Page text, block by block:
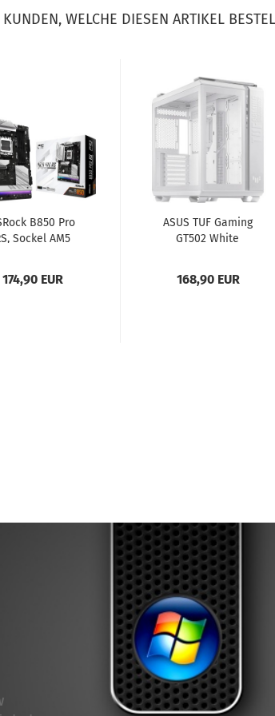
KUNDEN, WELCHE DIESEN ARTIKEL
B850 Pro
Sockel AM5
174,90 EUR
ASUS TUF Gaming
GT502 White
168,90 EUR